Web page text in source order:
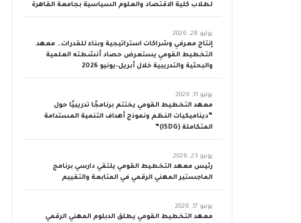
لطلاب كلية الاقتصاد والعلوم السياسية بجامعة القاهرة
إنتاج معرفي وشراكات استراتيجية وبناء للقدرات… معهد
التخطيط القومي يستعرض حصاد أنشطته العلمية
والبحثية والتدريبية خلال أبريل–يونيو 2026
يوليو 28, 2026
معهد التخطيط القومي يختتم برنامجًا تدريبيًا حول
“ديناميكيات النظم ونموذج أهداف التنمية المستدامة
المتكاملة (iSDG)”
يوليو 11, 2026
رئيس معهد التخطيط القومي يلتقي دارسي برنامج
الماجستير المهني الرقمي في المتابعة والتقييم
يونيو 23, 2026
معهد التخطيط القومي يطلق الدبلوم المهني الرقمي
يونيو 17, 2026